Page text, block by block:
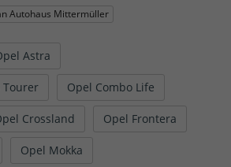
Autohaus Mittermüller
Astra
Tourer Opel Combo Life
Crossland Opel Frontera
Opel Mokka